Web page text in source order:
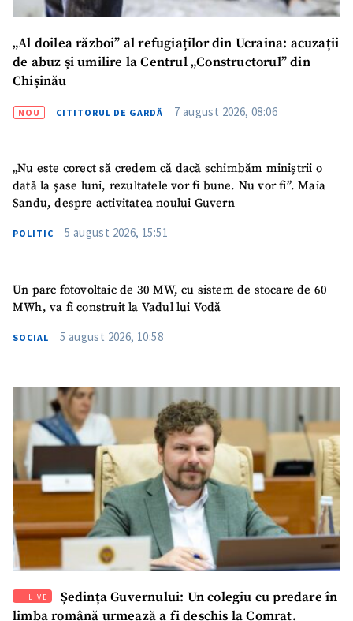
„Al doilea război” al refugiaților din Ucraina: acuzații
de abuz și umilire la Centrul „Constructorul” din
Chișinău
NOU CITITORUL DE GARDĂ 7 august 2026, 08:06
„Nu este corect să credem că dacă schimbăm miniștrii o
dată la șase luni, rezultatele vor fi bune. Nu vor fi”. Maia
Sandu, despre activitatea noului Guvern
POLITIC 5 august 2026, 15:51
Un parc fotovoltaic de 30 MW, cu sistem de stocare de 60
MWh, va fi construit la Vadul lui Vodă
SOCIAL 5 august 2026, 10:58
LIVE
Ședința Guvernului: Un colegiu cu predare în
limba română urmează a fi deschis la Comrat.